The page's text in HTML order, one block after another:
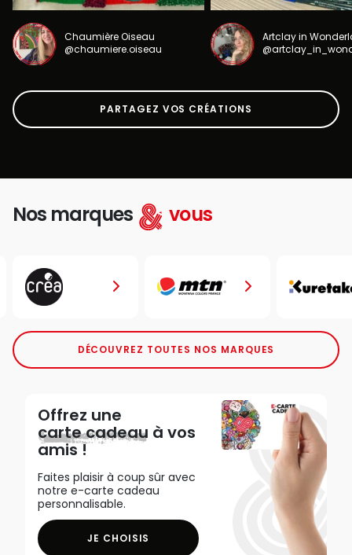
Chaumière Oiseau
@chaumiere.oiseau
Artclay in
PARTAGEZ VOS CRÉATIONS
Nos marques vous
DÉCOUVREZ TOUTES NOS MARQUES
Offrez une
carte cadeau à vos
amis !
Faites plaisir à coup sûr avec
notre e-carte cadeau
personnalisable.
JE CHOISIS